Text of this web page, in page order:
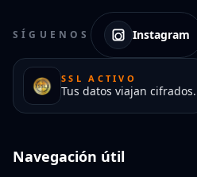
SÍGUENOS Instagram
SSL ACTIVO
Tus datos viajan cifrados.
Navegación útil